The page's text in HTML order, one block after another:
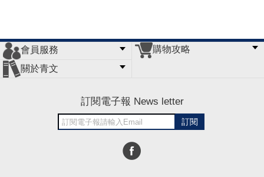
會員服務
會員辦法
客服信箱
隱私條款
網站導覽
購物攻略
關於青文
訂閱電子報 News letter
訂閱